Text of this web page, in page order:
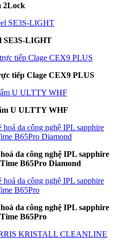
2Lock
SE3S-LIGHT
tiếp Clage CEX9 PLUS
U ULTTY WHF
da công nghệ IPL sapphire
B65Pro Diamond
da công nghệ IPL sapphire
B65Pro